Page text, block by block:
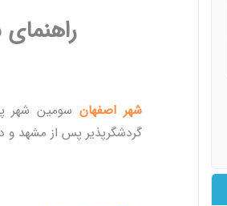
شهر اصفهان سومین شهر
گردشگرپذیر پس از مشهد و